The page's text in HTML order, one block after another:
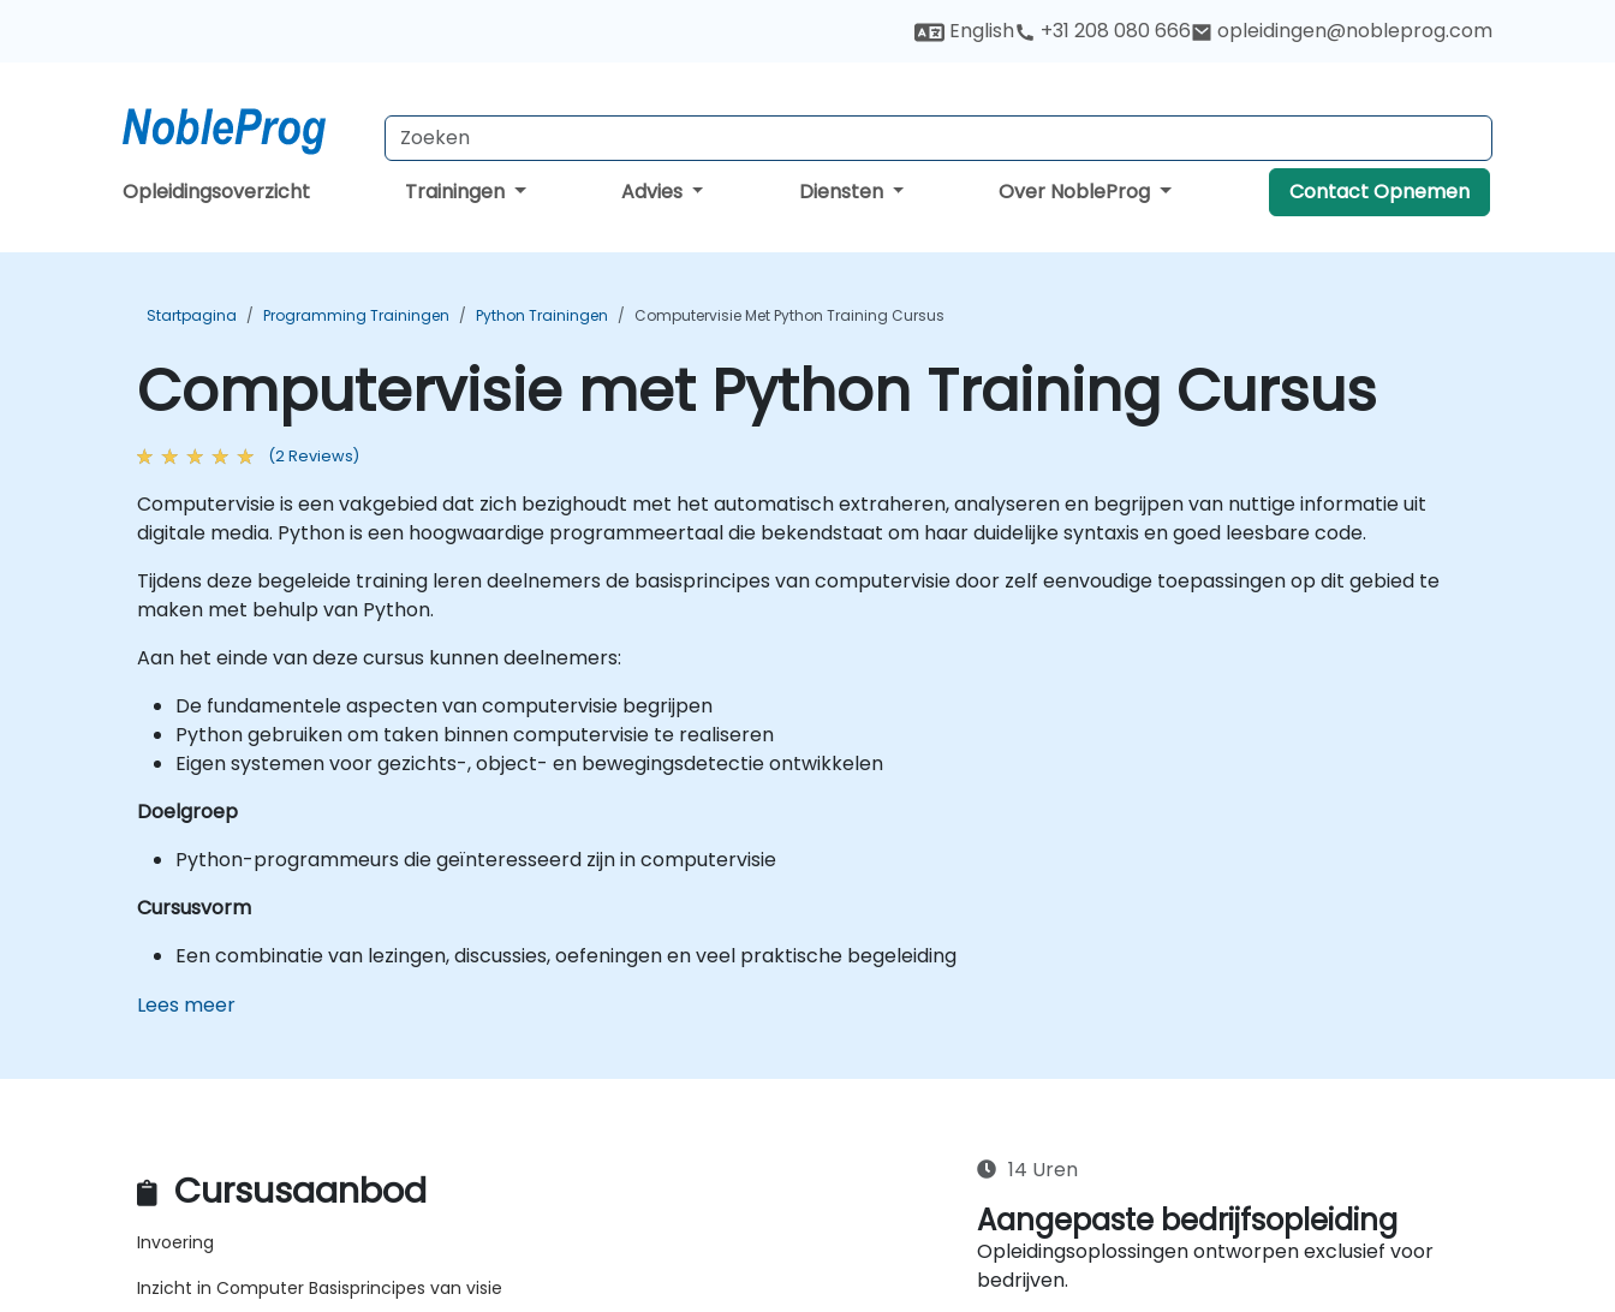
English +31 208 080 666 opleidingen@nobleprog.com
Opleidingsoverzicht Trainingen Advies Diensten Over NobleProg Contact Opnemen
Startpagina Programming Trainingen Python Trainingen Computervisie Met Python Training Cursus
Computervisie met Python Training Cursus
(2 Reviews)
Computervisie is een vakgebied dat zich bezighoudt met het automatisch extraheren, analyseren en begrijpen van nuttige informatie uit
digitale media. Python is een hoogwaardige programmeertaal die bekendstaat om haar duidelijke syntaxis en goed leesbare code.
Tijdens deze begeleide training leren deelnemers de basisprincipes van computervisie door zelf eenvoudige toepassingen op dit gebied te
maken met behulp van Python.
Aan het einde van deze cursus kunnen deelnemers:
De fundamentele aspecten van computervisie begrijpen
Python gebruiken om taken binnen computervisie te realiseren
Eigen systemen voor gezichts-, object- en bewegingsdetectie ontwikkelen
Doelgroep
Python-programmeurs die geïnteresseerd zijn in computervisie
Cursusvorm
Een combinatie van lezingen, discussies, oefeningen en veel praktische begeleiding
Lees meer
Cursusaanbod
Invoering
Inzicht in Computer Basisprincipes van visie
14 Uren
Aangepaste bedrijfsopleiding
Opleidingsoplossingen ontworpen exclusief voor
bedrijven.